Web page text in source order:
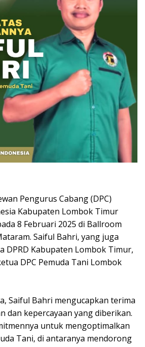
Pengurus Cabang (DPC)
Kabupaten Lombok Timur
8 Februari 2025 di Ballroom
Saiful Bahri, yang juga
DPRD Kabupaten Lombok Timur,
DPC Pemuda Tani Lombok
Saiful Bahri mengucapkan terima
dan kepercayaan yang diberikan.
untuk mengoptimalkan
Tani, di antaranya mendorong